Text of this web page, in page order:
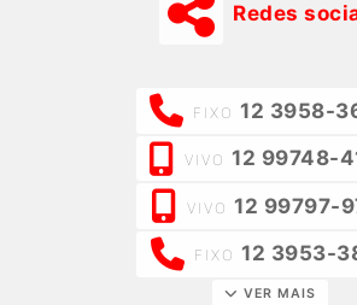
Redes
FIXO 12 3958-
VIVO 12 99748-
VIVO 12 99797-
FIXO 12 3953-
VER MAIS